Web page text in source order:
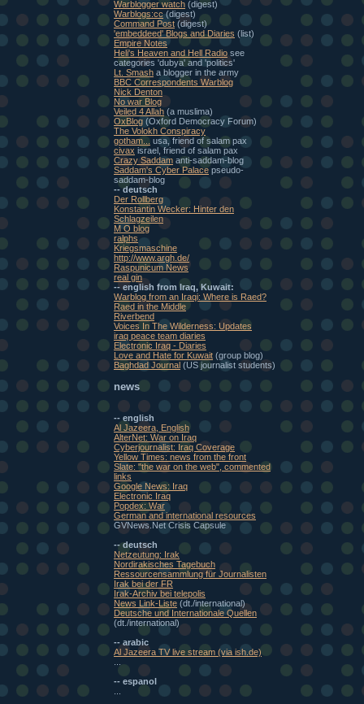
Warblogger watch (digest)
Warblogs:cc (digest)
Command Post (digest)
'embeddeed' Blogs and Diaries (list)
Empire Notes
Heli's Heaven and Hell Radio see
categories 'dubya' and 'politics'
Lt. Smash a blogger in the army
BBC Correspondents Warblog
Nick Denton
No war Blog
Veiled 4 Allah (a muslima)
OxBlog (Oxford Democracy Forum)
The Volokh Conspiracy
gotham...
usa, friend of salam pax
civax israel, friend of salam pax
Crazy Saddam anti-saddam-blog
Saddam's Cyber Palace pseudo-
saddam-blog
-- deutsch
Der Rollberg
Konstantin Wecker: Hinter den
Schlagzeilen
M O blog
ralphs
Kriegsmaschine
http://www.argh.de/
Raspunicum News
real gin
-- english from Iraq, Kuwait:
Warblog from an Iraqi: Where is Raed?
Raed in the Middle
Riverbend
Voices In The Wilderness: Updates
iraq peace team diaries
Electronic Iraq - Diaries
Love and Hate for Kuwait (group blog)
Baghdad Journal (US journalist students)
news
-- english
Al Jazeera, English
AlterNet: War on Iraq
Cyberjournalist: Iraq Coverage
Yellow Times: news from the front
Slate: "the war on the web", commented
links
Google News: Iraq
Electronic Iraq
Popdex: War
German and international resources
GVNews.Net Crisis Capsule
-- deutsch
Netzeutung: Irak
Nordirakisches Tagebuch
Ressourcensammlung für Journalisten
Irak bei der FR
Irak-Archiv bei telepolis
News Link-Liste (dt./international)
Deutsche und Internationale Quellen
(dt./international)
-- arabic
Al Jazeera TV live stream (via ish.de)
-- espanol